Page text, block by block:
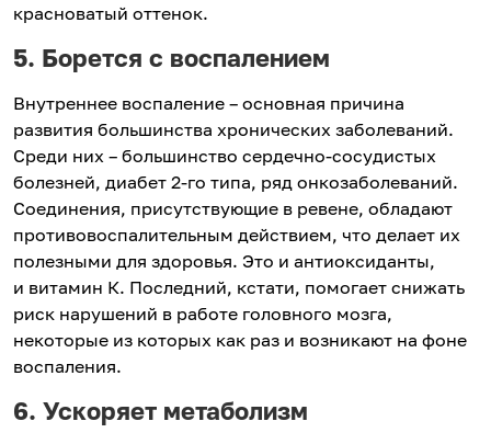
красноватый оттенок.
5. Борется с воспалением
Внутреннее воспаление – основная причина
развития большинства хронических заболеваний.
Среди них – большинство сердечно-сосудистых
болезней, диабет 2-го типа, ряд онкозаболеваний.
Соединения, присутствующие в ревене, обладают
противовоспалительным действием, что делает их
полезными для здоровья. Это и антиоксиданты,
и витамин К. Последний, кстати, помогает снижать
риск нарушений в работе головного мозга,
некоторые из которых как раз и возникают на фоне
воспаления.
6. Ускоряет метаболизм